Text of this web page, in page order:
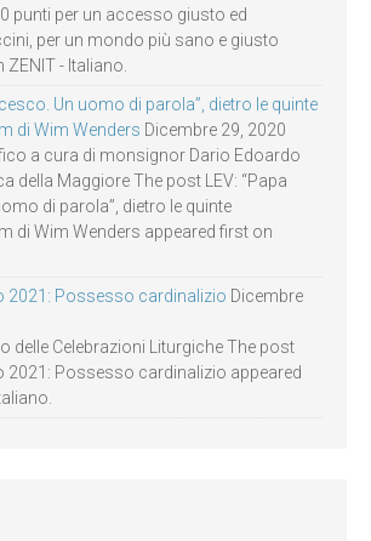
punti per un accesso giusto ed
per un mondo più sano e giusto
- Italiano.
Un uomo di parola”, dietro le quinte
di Wim Wenders Dicembre 29, 2020
a cura di monsignor Dario Edoardo
della Maggiore The post LEV: “Papa
di parola”, dietro le quinte
di Wim Wenders appeared first on
2021: Possesso cardinalizio Dicembre
delle Celebrazioni Liturgiche The post
2021: Possesso cardinalizio appeared